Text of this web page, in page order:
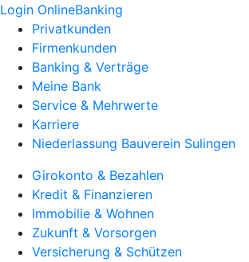
Login OnlineBanking
Privatkunden
Firmenkunden
Banking & Verträge
Meine Bank
Service & Mehrwerte
Karriere
Niederlassung Bauverein Sulingen
Girokonto & Bezahlen
Kredit & Finanzieren
Immobilie & Wohnen
Zukunft & Vorsorgen
Versicherung & Schützen